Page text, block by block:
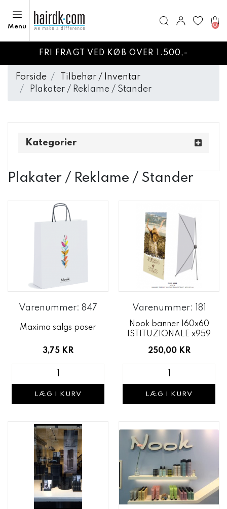
Menu 0
FRI FRAGT VED KØB OVER 1.500,-
Forside
Tilbehør / Inventar
Plakater / Reklame / Stander
Kategorier
Plakater / Reklame / Stander
Varenummer: 847
Maxima salgs poser
3,75 KR
LÆG I KURV
Varenummer: 181
Nook banner 160x60
ISTITUZIONALE x959
250,00 KR
LÆG I KURV